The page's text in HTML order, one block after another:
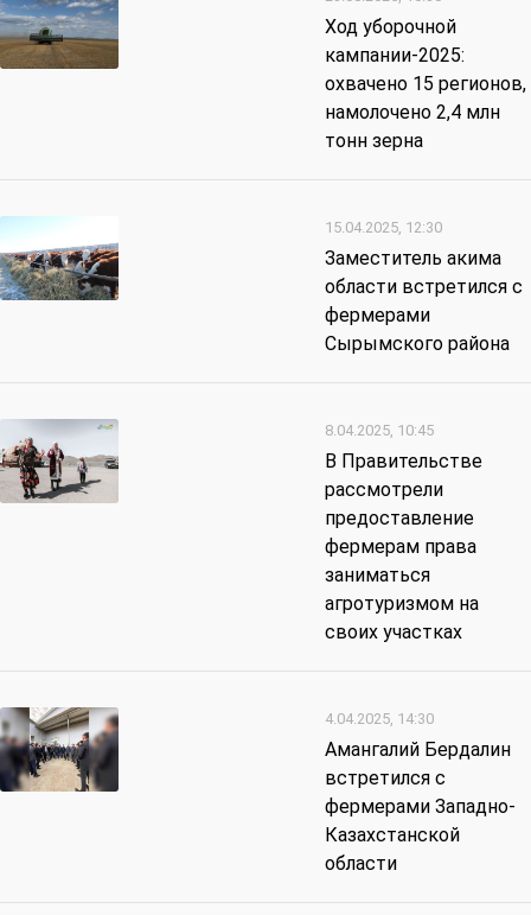
Ход уборочной
кампании-2025:
охвачено 15 регионов,
намолочено 2,4 млн
тонн зерна
15.04.2025, 12:30
Заместитель акима
области встретился с
фермерами
Сырымского района
8.04.2025, 10:45
В Правительстве
рассмотрели
предоставление
фермерам права
заниматься
агротуризмом на
своих участках
4.04.2025, 14:30
Амангалий Бердалин
встретился с
фермерами Западно-
Казахстанской
области